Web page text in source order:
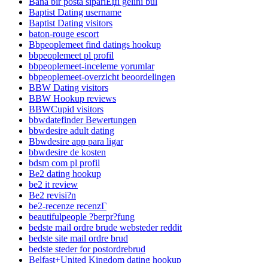
Baptist Dating username
Baptist Dating visitors
baton-rouge escort
Bbpeoplemeet find datings hookup
bbpeoplemeet pl profil
bbpeoplemeet-inceleme yorumlar
bbpeoplemeet-overzicht beoordelingen
BBW Dating visitors
BBW Hookup reviews
BBWCupid visitors
bbwdatefinder Bewertungen
bbwdesire adult dating
Bbwdesire app para ligar
bbwdesire de kosten
bdsm com pl profil
Be2 dating hookup
be2 it review
Be2 revisi?n
be2-recenze recenzГ­
beautifulpeople ?berpr?fung
bedste mail ordre brude websteder reddit
bedste site mail ordre brud
bedste steder for postordrebrud
Belfast+United Kingdom dating hookup